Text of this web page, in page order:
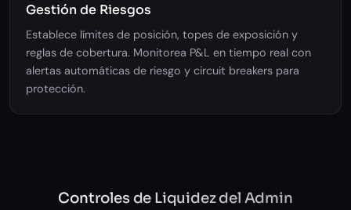
Gestión de Riesgos
Establece límites de posición, topes de exposición y
reglas de cobertura. Monitorea P&L en tiempo real con
alertas automáticas de riesgo y circuit breakers para
protección.
Controles de Liquidez del Admin